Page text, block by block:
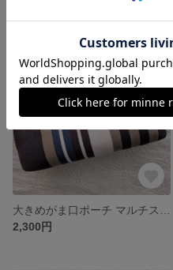
残り1点
2,300円